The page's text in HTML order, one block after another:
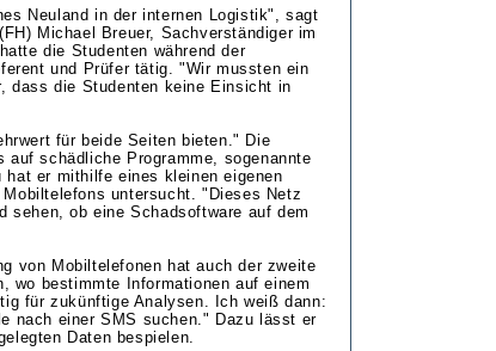
Neuland in der internen Logistik", sagt
Michael Breuer, Sachverständiger im
die Studenten während der
und Prüfer tätig. "Wir mussten ein
dass die Studenten keine Einsicht in
für beide Seiten bieten." Die
schädliche Programme, sogenannte
er mithilfe eines kleinen eigenen
untersucht. "Dieses Netz
sehen, ob eine Schadsoftware auf dem
von Mobiltelefonen hat auch der zweite
wo bestimmte Informationen auf einem
für zukünftige Analysen. Ich weiß dann:
nach einer SMS suchen." Dazu lässt er
Daten bespielen.